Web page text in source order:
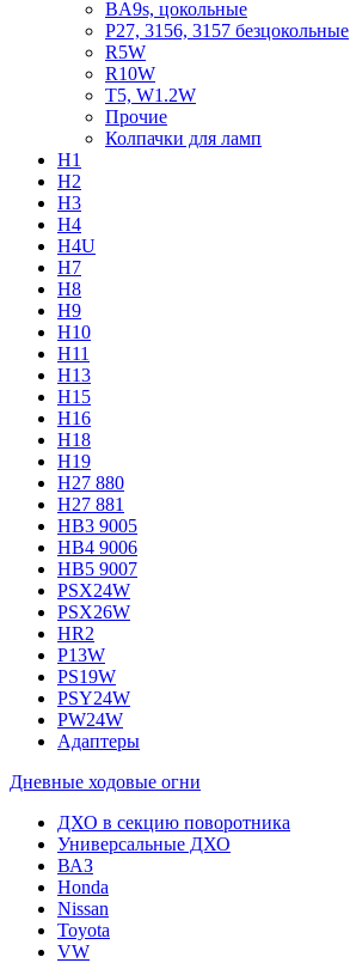
BA9s, цокольные
P27, 3156, 3157 безцокольные
R5W
R10W
T5, W1.2W
Прочие
Колпачки для ламп
H1
H2
H3
H4
H4U
H7
H8
H9
H10
H11
H13
H15
H16
H18
H19
H27 880
H27 881
HB3 9005
HB4 9006
HB5 9007
PSX24W
PSX26W
HR2
P13W
PS19W
PSY24W
PW24W
Адаптеры
Дневные ходовые огни
ДХО в секцию поворотника
Универсальные ДХО
ВАЗ
Honda
Nissan
Toyota
VW